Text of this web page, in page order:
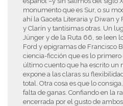
monumento que es Sur, o su
ahí la Gaceta Literaria y Diwan
y Clarín y tantísimas otras. Un
Jünger y de la Ruta 66, se leen
Ford y epigramas de Francisco
ciencia-ficción que es lo
último cuento que ha escrito un
expone a las claras su
total. Otra cosa es que lo
falta de ganas. Confiando en la
encerrada por el gusto de